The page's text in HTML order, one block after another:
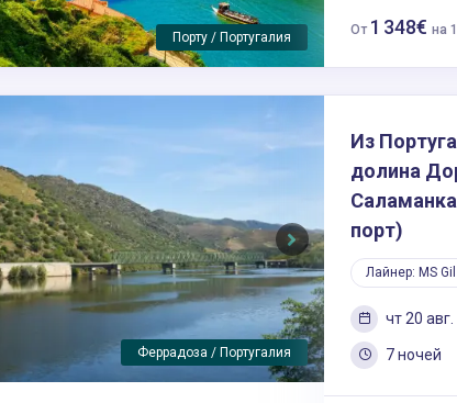
Вега Террон / Испания От 1 348€ на
Пиньян / Пиньяо / Португалия
Next
Из
долина
порт)
Лайнер: MS
чт 20 авг.
7 ночей